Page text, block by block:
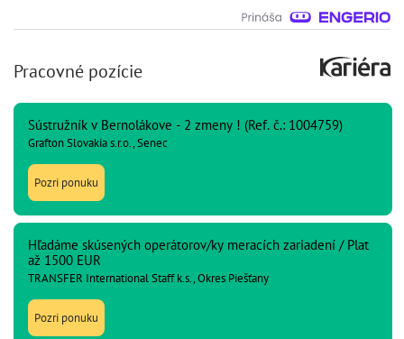
Pracovné pozície
Sústružník v Bernolákove - 2 zmeny ! (Ref. č.: 1004759)
Grafton Slovakia s.r.o., Senec
Pozri ponuku
Hľadáme skúsených operátorov/ky meracích zariadení / Plat
až 1500 EUR
TRANSFER International Staff k.s., Okres Piešťany
Pozri ponuku